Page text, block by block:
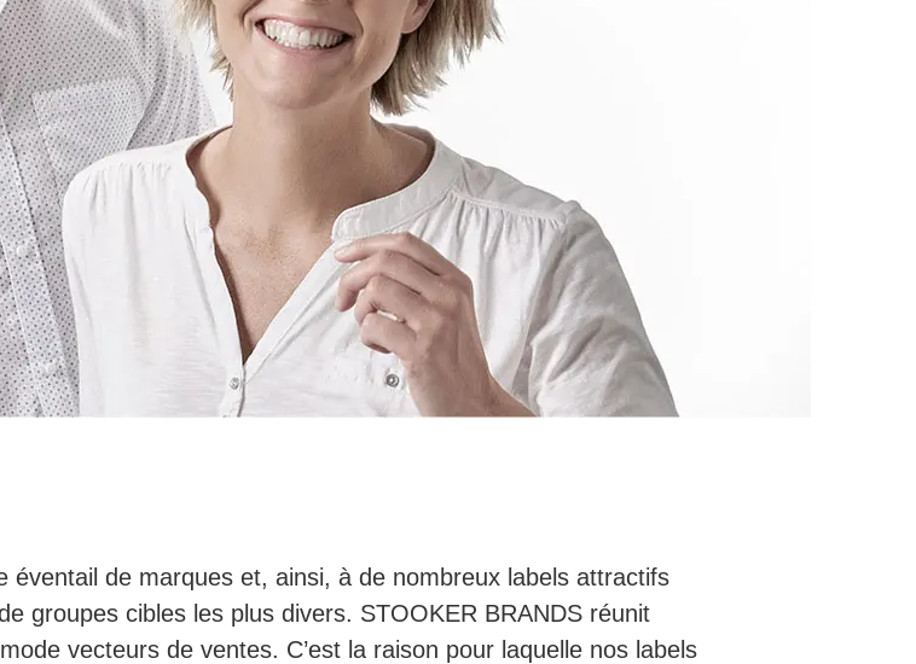
éventail de marques et, ainsi, à de nombreux labels attractifs
groupes cibles les plus divers. STOOKER BRANDS réunit
vecteurs de ventes. C’est la raison pour laquelle nos labels